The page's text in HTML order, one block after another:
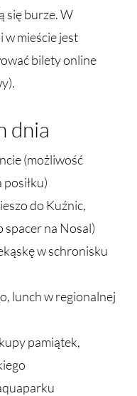
się burze. W
w mieście jest
bilety online
dnia
(możliwość
do Kuźnic,
na Nosal)
w schronisku
lunch w regionalnej
pamiątek,